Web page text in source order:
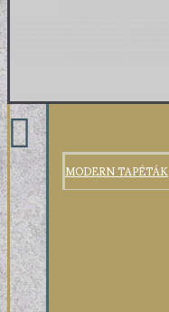
MODERN TAPÉTÁK